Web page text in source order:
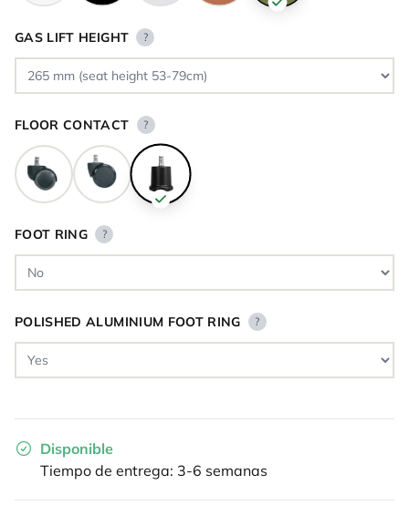
GAS LIFT HEIGHT ?
FLOOR CONTACT ?
FOOT RING ?
POLISHED ALUMINIUM FOOT RING ?
Disponible
Tiempo de entrega: 3-6 semanas